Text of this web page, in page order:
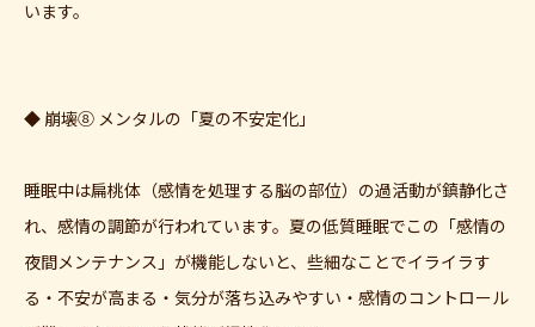
います。
◆ 崩壊⑧ メンタルの「夏の不安定化」
睡眠中は扁桃体（感情を処理する脳の部位）の過活動が鎮静化さ
れ、感情の調節が行われています。夏の低質睡眠でこの「感情の
夜間メンテナンス」が機能しないと、些細なことでイライラす
る・不安が高まる・気分が落ち込みやすい・感情のコントロール